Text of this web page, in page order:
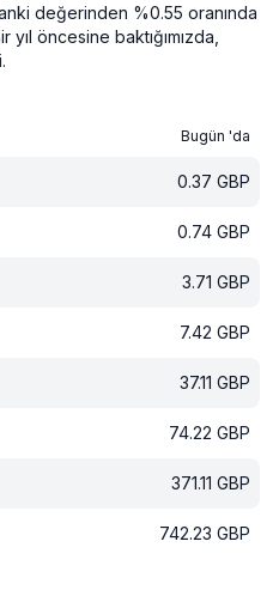
değerinden %0.55 oranında
yıl öncesine baktığımızda,
Bugün 'da
0.37 GBP
0.74 GBP
3.71 GBP
7.42 GBP
37.11 GBP
74.22 GBP
371.11 GBP
742.23 GBP